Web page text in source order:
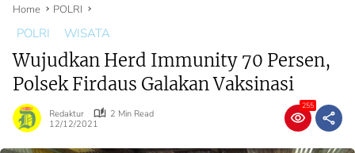
Home POLRI
POLRI WISATA
Wujudkan Herd Immunity 70 Persen,
Polsek Firdaus Galakan Vaksinasi
Redaktur
2 Min Read
12/12/2021
255